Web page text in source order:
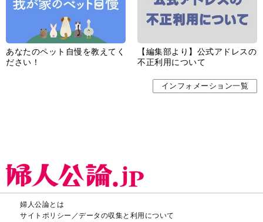
あなたのペット自慢を教えてく
ださい！
【編集部より】公式アドレスの
不正利用について
インフォメーション一覧
婦人公論とは
サイトポリシー／データの収集と利用について